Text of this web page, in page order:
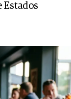
Estados